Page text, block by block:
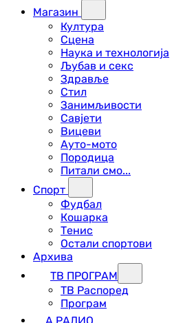
Магазин
Култура
Сцена
Наука и технологија
Љубав и секс
Здравље
Стил
Занимљивости
Савјети
Вицеви
Ауто-мото
Породица
Питали смо...
Спорт
Фудбал
Кошарка
Тенис
Остали спортови
Архива
ТВ ПРОГРАМ
ТВ Распоред
Програм